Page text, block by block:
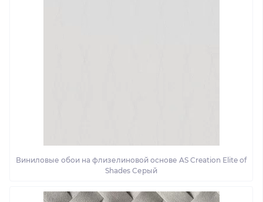
Виниловые обои на флизелиновой основе AS Creation Elite of
Shades Серый